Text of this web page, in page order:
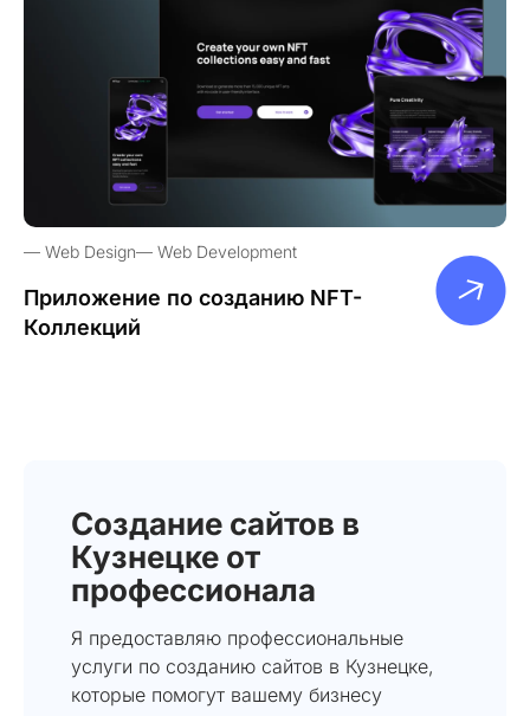
Web Design Web Development
Приложение по созданию NFT-
Коллекций
Создание сайтов в
Кузнецке от
профессионала
Я предоставляю профессиональные
услуги по созданию сайтов в Кузнецке,
которые помогут вашему бизнесу